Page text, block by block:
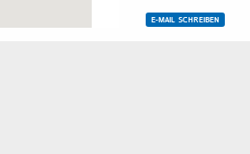
E-MAIL SCHREIBEN